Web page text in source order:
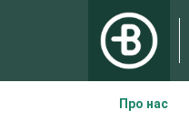
Про нас